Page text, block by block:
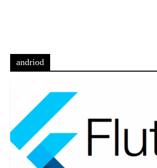
andriod